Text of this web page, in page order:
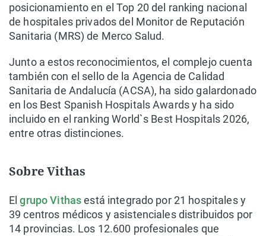
posicionamiento en el Top 20 del ranking nacional
de hospitales privados del Monitor de Reputación
Sanitaria (MRS) de Merco Salud.
Junto a estos reconocimientos, el complejo cuenta
también con el sello de la Agencia de Calidad
Sanitaria de Andalucía (ACSA), ha sido galardonado
en los Best Spanish Hospitals Awards y ha sido
incluido en el ranking World`s Best Hospitals 2026,
entre otras distinciones.
Sobre Vithas
Elgrupo Vithasestá integrado por 21 hospitales y
39 centros médicos y asistenciales distribuidos por
14 provincias. Los 12.600 profesionales que